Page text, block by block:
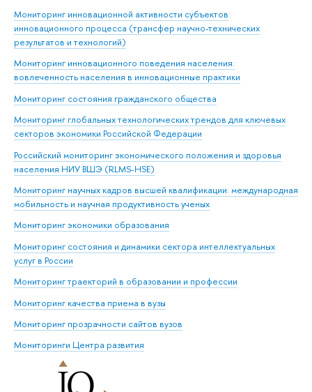
Мониторинг инновационной активности субъектов
инновационного процесса (трансфер научно-технических
результатов и технологий)
Мониторинг инновационного поведения населения:
вовлеченность населения в инновационные практики
Мониторинг состояния гражданского общества
Мониторинг глобальных технологических трендов для ключевых
секторов экономики Российской Федерации
Российский мониторинг экономического положения и здоровья
населения НИУ ВШЭ (RLMS-HSE)
Мониторинг научных кадров высшей квалификации: международная
мобильность и научная продуктивность ученых
Мониторинг экономики образования
Мониторинг состояния и динамики сектора интеллектуальных
услуг в России
Мониторинг траекторий в образовании и профессии
Мониторинг качества приема в вузы
Мониторинг прозрачности сайтов вузов
Мониторинги Центра развития